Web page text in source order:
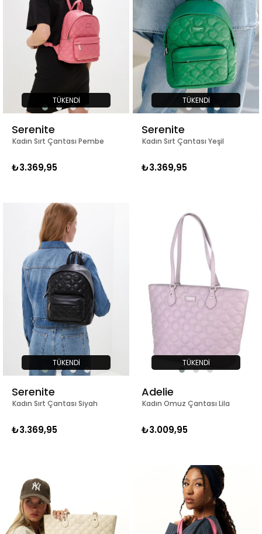
TÜKENDI
Kadın Sırt Çantası Pembe
Serenite
₺3.369,95
TÜKENDI
Kadın Sırt Çantası Yeşil
Serenite
₺3.369,95
TÜKENDI
Kadın Sırt Çantası Siyah
Serenite
₺3.369,95
TÜKENDI
Kadın Omuz Çantası Lila
Adelie
₺3.009,95